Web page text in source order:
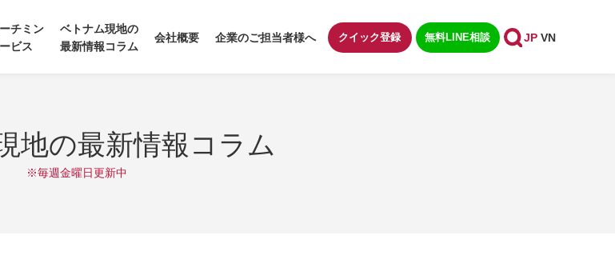
チミン
ビス
ベトナム現地の
最新情報コラム
会社概要 企業のご担当者様へ クイック登録 無料LINE相談 JP VN
地の最新情報コラム
※毎週金曜日更新中